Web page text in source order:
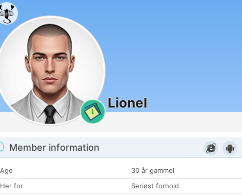
1
Lionel
Member information
Age
30 år gammel
Her for
Seriøst forhold